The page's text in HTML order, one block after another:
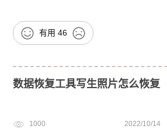
有用 46
数据恢复工具写生照片怎么恢复
1000 2022/10/14